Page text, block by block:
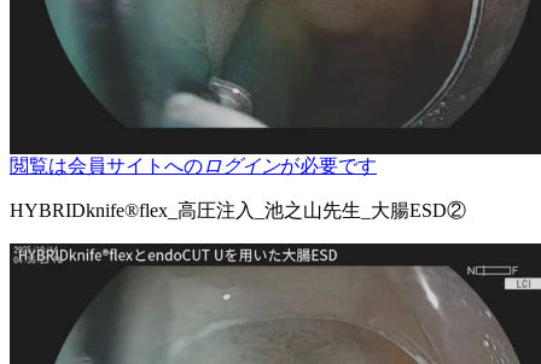
閲覧は会員サイトへのログインが必要です
HYBRIDknife®flex_高圧注入_池之山先生_大腸ESD②